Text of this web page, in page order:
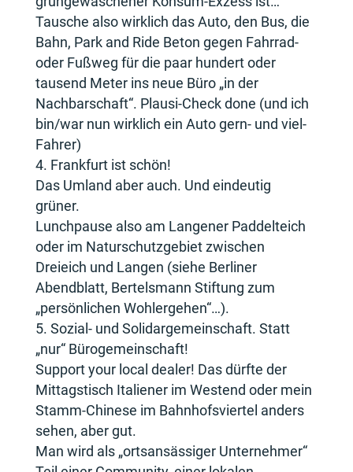
Tausche also wirklich das Auto, den Bus, die
Bahn, Park and Ride Beton gegen Fahrrad-
oder Fußweg für die paar hundert oder
tausend Meter ins neue Büro „in der
Nachbarschaft“. Plausi-Check done (und ich
bin/war nun wirklich ein Auto gern- und viel-
Fahrer)
Frankfurt ist schön!
Das Umland aber auch. Und eindeutig
grüner.
Lunchpause also am Langener Paddelteich
oder im Naturschutzgebiet zwischen
Dreieich und Langen (siehe Berliner
Abendblatt, Bertelsmann Stiftung zum
„persönlichen Wohlergehen“…).
Sozial- und Solidargemeinschaft. Statt
„nur“ Bürogemeinschaft!
Support your local dealer! Das dürfte der
Mittagstisch Italiener im Westend oder mein
Stamm-Chinese im Bahnhofsviertel anders
sehen, aber gut.
Man wird als „ortsansässiger Unternehmer“